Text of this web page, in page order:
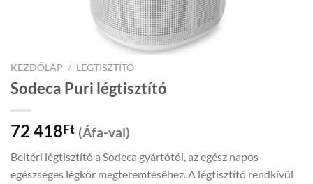
KEZDŐLAP / LÉGTISZTÍTÓ
Sodeca Puri légtisztító
72 418Ft (Áfa-val)
Beltéri légtisztító a Sodeca gyártótól, az egész napos
egészséges légkör megteremtéséhez. A légtisztító rendkívül